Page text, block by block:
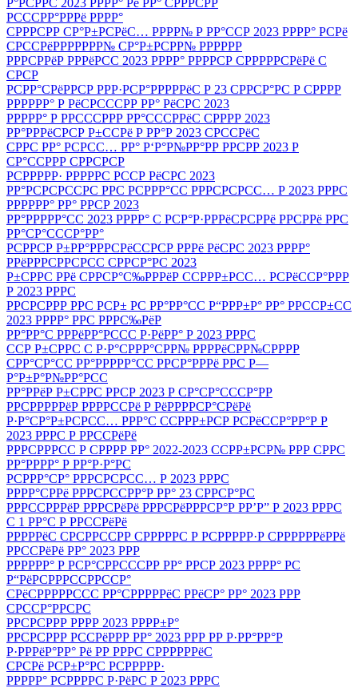
РСССРР°РРРё РРРР°
СРРРСРР СР°Р±РСРёС… РРРР№ Р РР°ССР 2023 РРРР° РСРё
СРССРёРРРРРРР№ СР°Р±РСРР№ РРРРРР
РРРСРРёР РРРёРСС 2023 РРРР° РРРРСР СРРРРРСРёРё С
СРСР
РСРР°СРёРРСР РРР·РСР°РРРРРёС Р 23 СРРСР°РС Р СРРРР
РРРРРР° Р РёСРСССРР РР° РёСРС 2023
РРРРР° Р РРСССРРР РР°СССРРёС СРРРР 2023
РР°РРРёСРСР Р±ССРё Р РР°Р 2023 СРССРёС
СРРС РР° РСРСС… РР° Р‘Р°Р№РР°РР РРСРР 2023 Р
СР°ССРРР СРРСРСР
РСРРРРР· РРРРРС РССР РёСРС 2023
РР°РСРСРССРС РРС РСРРР°СС РРРСРСРСС… Р 2023 РРРС
РРРРРР° РР° РРСР 2023
РР°РРРРР°СС 2023 РРРР° С РСР°Р·РРРёСРСРРё РРСРРё РРС
РР°СР°СССР°РР°
РСРРСР Р±РР°РРРСРёССРСР РРРё РёСРС 2023 РРРР°
РРёРРРСРРСРСС СРРСР°РС 2023
Р±СРРС РРё СРРСР°С‰РРРёР ССРРР±РСС… РСРёССР°РРР
Р 2023 РРРС
РРСРСРРР РРС РСР± РС РР°РР°СС Р“РРР±Р° РР° РРССР±СС
2023 РРРР° РРС РРРС‰РёР
РР°РР°С РРРёРР°РССС Р·РёРР° Р 2023 РРРС
ССР Р±СРРС С Р·Р°СРРР°СРР№ РРРРёСРР№СРРРР
СРР°СР°СС РР°РРРРР°СС РРСР°РРРё РРС Р—
Р°Р±Р°Р№РР°РСС
РР°РРёР Р±СРРС РРСР 2023 Р СР°СР°СССР°РР
РРСРРРРРёР РРРРССРё Р РёРРРРСР°СРёРё
Р·Р°СР°Р±РСРСС… РРР°С ССРРР±РСР РСРёССР°РР°Р Р
2023 РРРС Р РРССРёРё
РРРСРРРСС Р СРРРР РР° 2022-2023 ССРР±РСР№ РРР СРРС
РР°РРРР° Р РР°Р·Р°РС
РСРРР°СР° РРРСРСРСС… Р 2023 РРРС
РРРР°СРРё РРРСРССРР°Р РР° 23 СРРСР°РС
РРРССРРРёР РРРСРёРё РРРСРёРРРСР°Р РР’Р” Р 2023 РРРС
С 1 РР°С Р РРССРёРё
РРРРРёС СРСРРССРР СРРРРРС Р РСРРРРР·Р СРРРРРРёРРё
РРССРёРё РР° 2023 РРР
РРРРРР° Р РСР°СРРСССРР РР° РРСР 2023 РРРР° РС
Р“РёРСРРРССРРССР°
СРёСРРРРРССС РР°СРРРРРёС РРёСР° РР° 2023 РРР
СРССР°РРСРС
РРСРСРРР РРРР 2023 РРРР±Р°
РРСРСРРР РССРёРРР РР° 2023 РРР РР Р·РР°РР°Р
Р·РРРёР°РР° Рё РР РРРС СРРРРРРёС
СРСРё РСР±Р°РС РСРРРРР·
РРРРР° РСРРРРС Р·РёРС Р 2023 РРРС